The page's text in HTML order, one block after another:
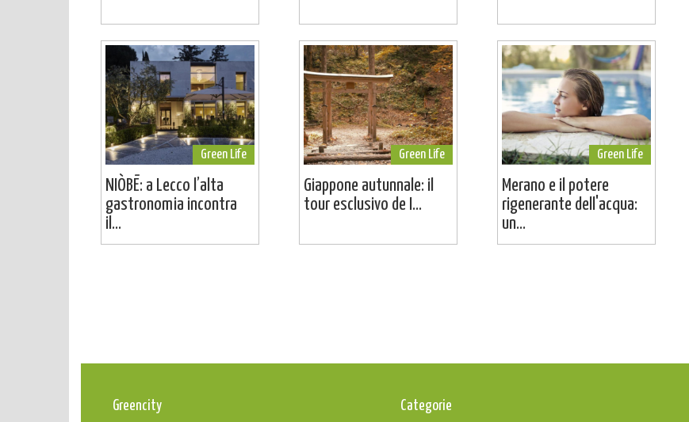
Green Life
NIÒBĒ: a Lecco l’alta
gastronomia incontra
il...
Green Life
Giappone autunnale: il
tour esclusivo de I...
Green Life
Merano e il potere
rigenerante dell'acqua:
un...
Greencity Categorie